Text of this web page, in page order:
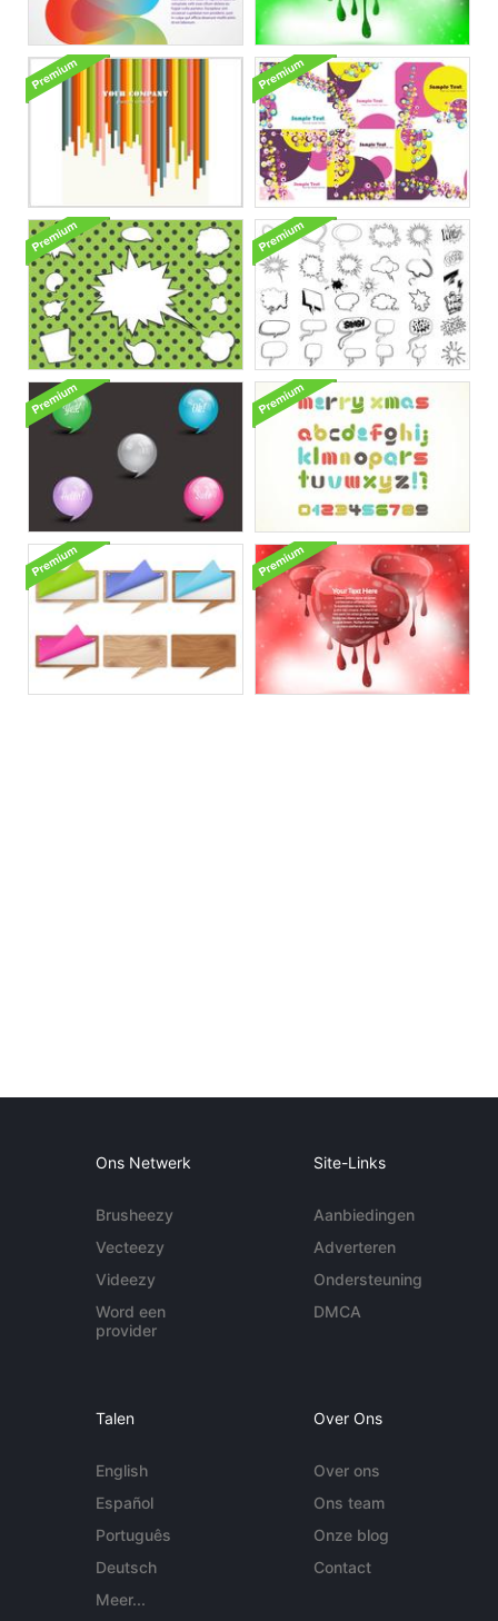
Ons Netwerk
Brusheezy
Vecteezy
Videezy
Word een
provider
Site-Links
Aanbiedingen
Adverteren
Ondersteuning
DMCA
Talen
English
Español
Português
Deutsch
Meer...
Over Ons
Over ons
Ons team
Onze blog
Contact